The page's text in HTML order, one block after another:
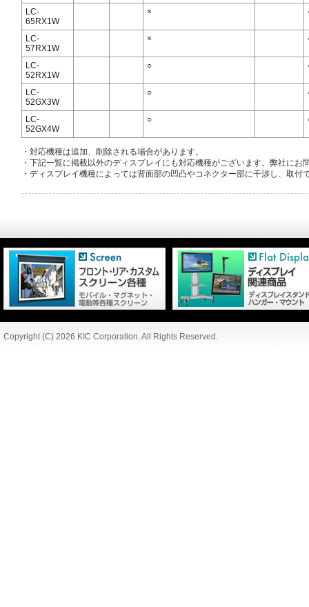
LC-
65RX1W
×
LC-
57RX1W
×
LC-
52RX1W
○
LC-
52GX3W
○
LC-
52GX4W
○
・対応機種は追加、削除される場合があります。
・下記一覧に掲載以外のディスプレイにも対応機種がございます。弊社にお
・ディスプレイ機種によっては背面部の凹凸やコネクター部に干渉し、取付
Copyright (C) 2026 KIC Corporation. All Rights Reserved.